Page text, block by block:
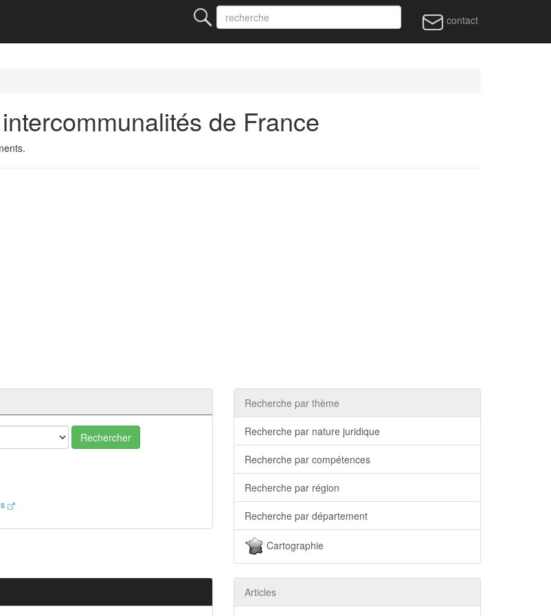
contact
de France
Rechercher
Recherche par thème
Recherche par nature juridique
Recherche par compétences
Recherche par région
Recherche par département
Cartographie
Articles